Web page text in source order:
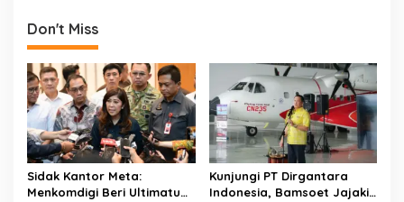
o
k p
t
n
a
v
i
g
a
Don't Miss
Sidak Kantor Meta:
Menkomdigi Beri Ultimatum
Kunjungi PT Dirgantara
Indonesia, Bamsoet Jajaki